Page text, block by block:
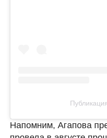
Напомним, Агапова